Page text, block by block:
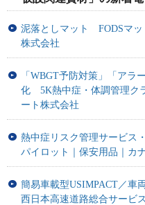
泥落としマット FODSマッ
株式会社
「WBGT予防対策」「アラ
化 5K熱中症・体調管理ク
ート株式会社
熱中症リスク管理サービス
パイロット｜保安用品｜カ
簡易車載型USIMPACT／車
西日本高速道路総合サービ